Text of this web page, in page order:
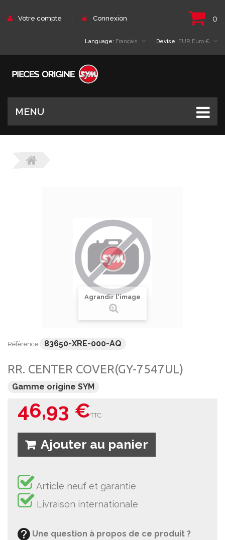
Votre compte Connexion 0
Devise: EUR Euro €
Language: Français
MENU
Agrandir l'image
Référence 83650-XRE-000-AQ
RR. CENTER COVER(GY-7547UL)
Gamme origine SYM
46,93 €TTC
Ajouter au panier
Article neuf et garantie
Livraison internationale
Une question à propos de ce produit ?